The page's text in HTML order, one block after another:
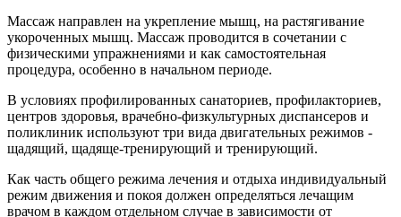
Массаж направлен на укрепление мышц, на растягивание
укороченных мышц. Массаж проводится в сочетании с
физическими упражнениями и как самостоятельная
процедура, особенно в начальном периоде.
В условиях профилированных санаториев, профилакториев,
центров здоровья, врачебно-физкультурных диспансеров и
поликлиник используют три вида двигательных режимов -
щадящий, щадяще-тренирующий и тренирующий.
Как часть общего режима лечения и отдыха индивидуальный
режим движения и покоя должен определяться лечащим
врачом в каждом отдельном случае в зависимости от